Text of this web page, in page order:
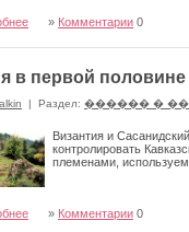
» Комментарии 0
в первой половине
| Раздел: ������ �
Византия и
контролировать
племенами,
» Комментарии 0